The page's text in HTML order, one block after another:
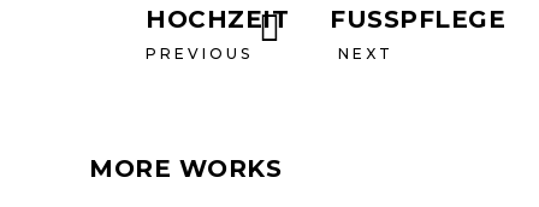
HOCHZEIT
PREVIOUS
FUSSPFLEGE
NEXT
MORE WORKS